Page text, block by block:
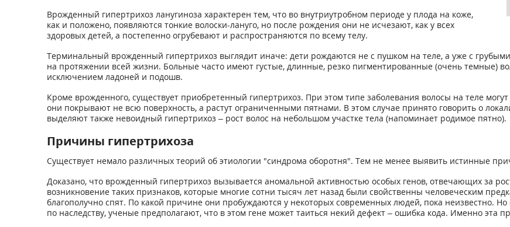
Врожденный гипертрихоз ланугиноза характерен тем, что во внутриутробном периоде у плода на коже,
как и положено, появляются тонкие волоски-лануго, но после рождения они не исчезают, как у всех
здоровых детей, а постепенно огрубевают и распространяются по всему телу.
Терминальный врожденный гипертрихоз выглядит иначе: дети рождаются не с пушком на теле, а уже с
на протяжении всей жизни. Больные часто имеют густые, длинные, резко пигментированные (очень темные)
исключением ладоней и подошв.
Кроме врожденного, существует приобретенный гипертрихоз. При этом типе заболевания волосы на теле
они покрывают не всю поверхность, а растут ограниченными пятнами. В этом случае принято говорить о
выделяют также невоидный гипертрихоз – рост волос на небольшом участке тела (напоминает родимое пятно).
Причины гипертрихоза
Существует немало различных теорий об этиологии "синдрома оборотня". Тем не менее выявить истинные
Доказано, что врожденный гипертрихоз вызывается аномальной активностью особых генов, отвечающих за
возникновение таких признаков, которые многие сотни тысяч лет назад были свойственны человеческим
благополучно спят. По какой причине они пробуждаются у некоторых современных людей, пока неизвестно.
по наследству, ученые предполагают, что в этом гене может таиться некий дефект – ошибка кода. Именно эта